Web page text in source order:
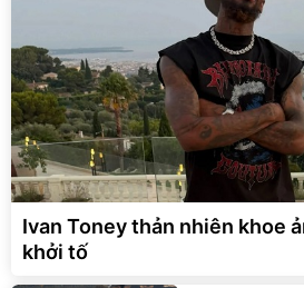
Ivan Toney thản nhiên khoe
khởi tố